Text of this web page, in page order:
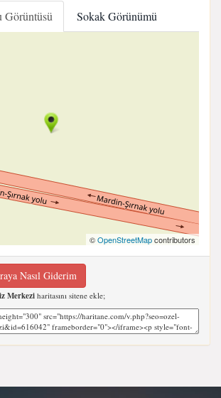
Görüntüsü Sokak Görünümü
©OpenStreetMapcontributors
Nasıl Giderim
Merkezi haritasını sitene ekle;